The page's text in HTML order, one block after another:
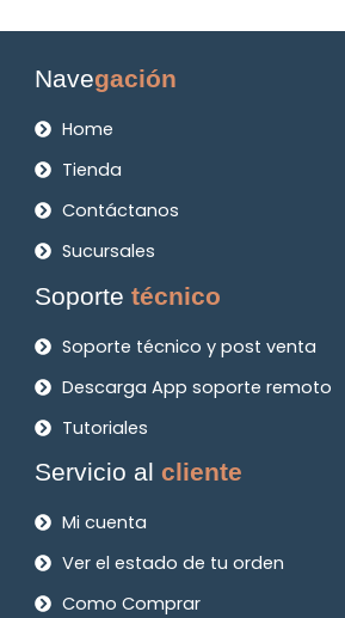
Navegación
Home
Tienda
Contáctanos
Sucursales
Soportetécnico
Soporte técnico y post venta
Descarga App soporte remoto
Tutoriales
Servicio alcliente
Mi cuenta
Ver el estado de tu orden
Como Comprar